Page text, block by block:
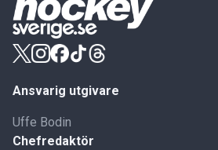
Ansvarig utgivare
Uffe Bodin
Chefredaktör